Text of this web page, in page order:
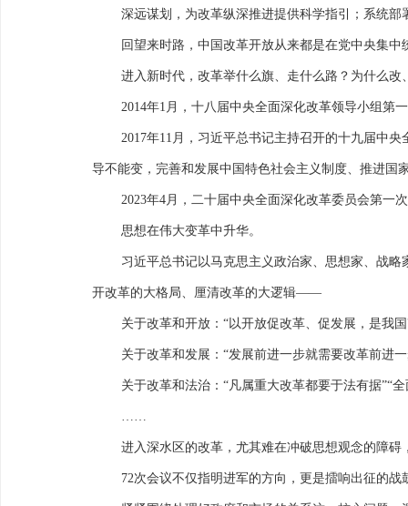
深远谋划，为改革纵深推进提供科学指引；系统
回望来时路，中国改革开放从来都是在党中央集
进入新时代，改革举什么旗、走什么路？为什么
2014年1月，十八届中央全面深化改革领导小组第
2017年11月，习近平总书记主持召开的十九届中
导不能变，完善和发展中国特色社会主义制度、推进国
2023年4月，二十届中央全面深化改革委员会第一
思想在伟大变革中升华。
习近平总书记以马克思主义政治家、思想家、战
开改革的大格局、厘清改革的大逻辑——
关于改革和开放：“以开放促改革、促发展，是我
关于改革和发展：“发展前进一步就需要改革前进
关于改革和法治：“凡属重大改革都要于法有据”“
进入深水区的改革，尤其难在冲破思想观念的障碍
72次会议不仅指明进军的方向，更是擂响出征的